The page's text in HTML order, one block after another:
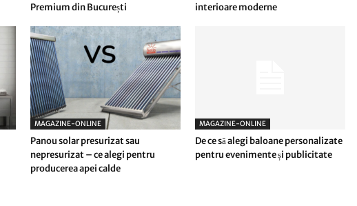
Premium din București
interioare moderne
MAGAZINE-ONLINE
Panou solar presurizat sau
nepresurizat – ce alegi pentru
producerea apei calde
MAGAZINE-ONLINE
De ce să alegi baloane personalizate
pentru evenimente și publicitate